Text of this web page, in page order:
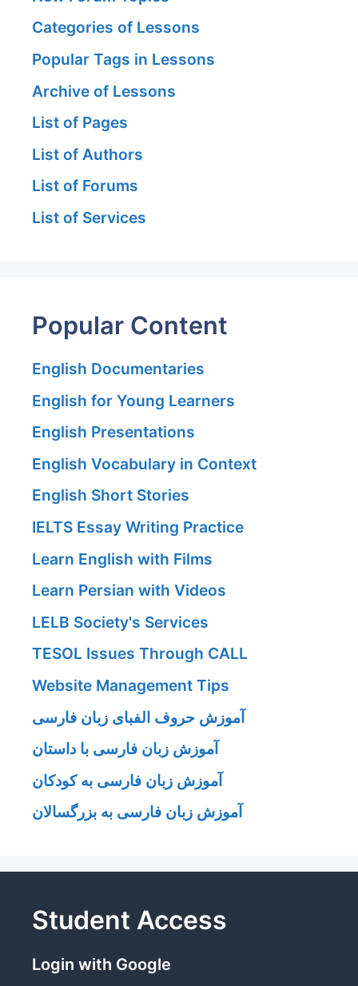
Categories of Lessons
Popular Tags in Lessons
Archive of Lessons
List of Pages
List of Authors
List of Forums
List of Services
Popular Content
English Documentaries
English for Young Learners
English Presentations
English Vocabulary in Context
English Short Stories
IELTS Essay Writing Practice
Learn English with Films
Learn Persian with Videos
LELB Society's Services
TESOL Issues Through CALL
Website Management Tips
آموزش حروف الفبای زبان فارسی
آموزش زبان فارسی با داستان
آموزش زبان فارسی به کودکان
آموزش زبان فارسی به بزرگسالان
Student Access
Login with Google